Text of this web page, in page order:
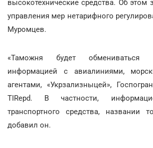
высокотехнические средства. Об этом
управления мер нетарифного
Муромцев.
«Таможня будет обмениваться
информацией с авиалиниями,
агентами, «Укрзализныцей»,
TIRepd. В частности,
транспортного средства, названии
добавил он.